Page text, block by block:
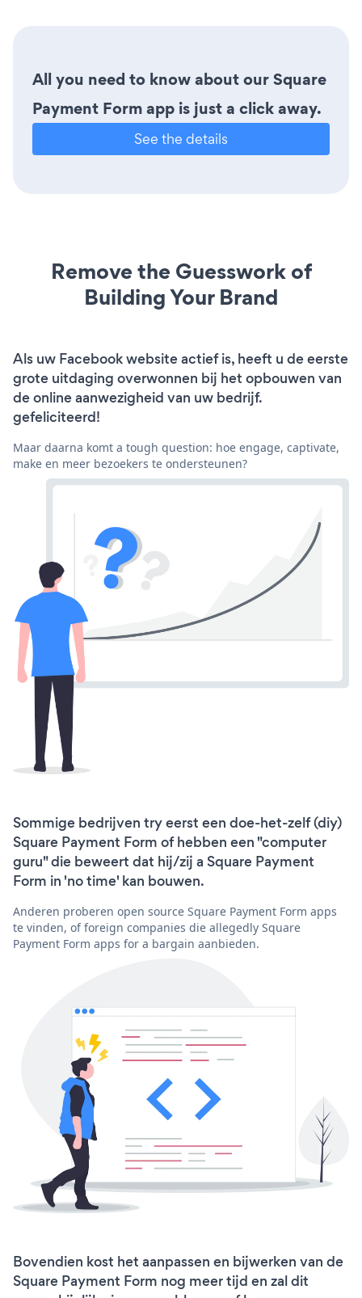
All you need to know about our Square
Payment Form app is just a click away.
See the details
Remove the Guesswork of
Building Your Brand
Als uw Facebook website actief is, heeft u de eerste
grote uitdaging overwonnen bij het opbouwen van
de online aanwezigheid van uw bedrijf.
gefeliciteerd!
Maar daarna komt a tough question: hoe engage, captivate,
make en meer bezoekers te ondersteunen?
Sommige bedrijven try eerst een doe-het-zelf (diy)
Square Payment Form of hebben een "computer
guru" die beweert dat hij/zij a Square Payment
Form in 'no time' kan bouwen.
Anderen proberen open source Square Payment Form apps
te vinden, of foreign companies die allegedly Square
Payment Form apps for a bargain aanbieden.
Bovendien kost het aanpassen en bijwerken van de
Square Payment Form nog meer tijd en zal dit